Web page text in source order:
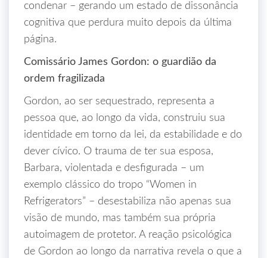
condenar – gerando um estado de dissonância
cognitiva que perdura muito depois da última
página.
Comissário James Gordon: o guardião da
ordem fragilizada
Gordon, ao ser sequestrado, representa a
pessoa que, ao longo da vida, construiu sua
identidade em torno da lei, da estabilidade e do
dever cívico. O trauma de ter sua esposa,
Barbara, violentada e desfigurada – um
exemplo clássico do tropo “Women in
Refrigerators” – desestabiliza não apenas sua
visão de mundo, mas também sua própria
autoimagem de protetor. A reação psicológica
de Gordon ao longo da narrativa revela o que a